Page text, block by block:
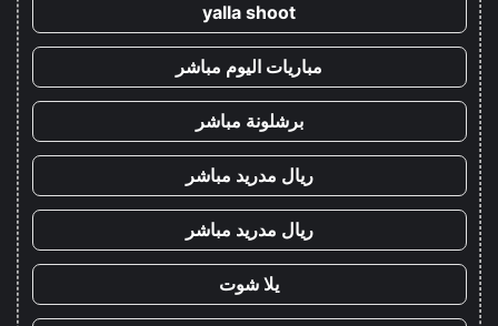
yalla shoot
مباريات اليوم مباشر
برشلونة مباشر
ريال مدريد مباشر
ريال مدريد مباشر
يلا شوت